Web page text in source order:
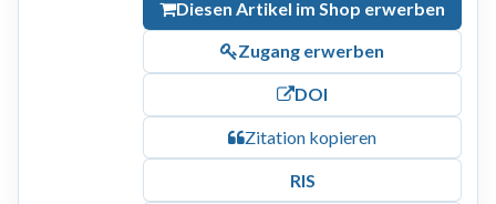
Diesen Artikel im Shop erwerben
Zugang erwerben
DOI
Zitation kopieren
RIS